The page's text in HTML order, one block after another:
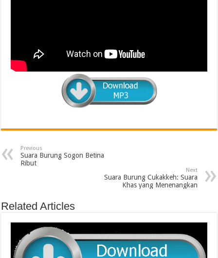
Previous
Suara Burung Sogon Betina
Ribut
Next
Suara Burung Cukakkeh: Suara
Khas yang Menenangkan
Related Articles